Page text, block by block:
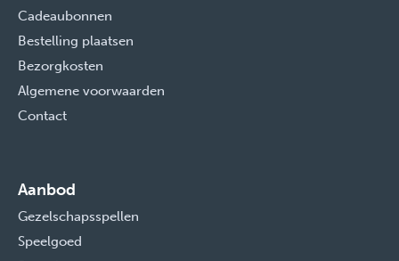
Cadeaubonnen
Bestelling plaatsen
Bezorgkosten
Algemene voorwaarden
Contact
Aanbod
Gezelschapsspellen
Speelgoed